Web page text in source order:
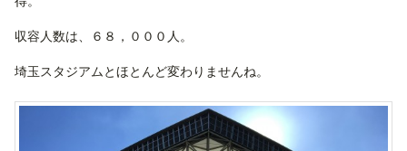
収容人数は、６８，０００人。
埼玉スタジアムとほとんど変わりませんね。